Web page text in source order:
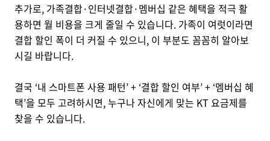
추가로, 가족결합·인터넷결합·멤버십 같은 혜택을 적극 활
용하면 월 비용을 크게 줄일 수 있습니다. 가족이 여럿이라면
결합 할인 폭이 더 커질 수 있으니, 이 부분도 꼼꼼히 알아보
시길 바랍니다.
결국 ‘내 스마트폰 사용 패턴’ + ‘결합 할인 여부’ + ‘멤버십 혜
택’을 모두 고려하시면, 누구나 자신에게 맞는 KT 요금제를
찾을 수 있습니다.